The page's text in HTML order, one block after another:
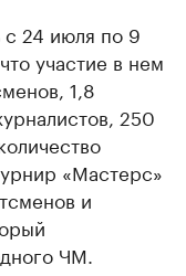
с 24 июля по 9
участие в нем
1,8
250
«Мастерс»
и
ЧМ.